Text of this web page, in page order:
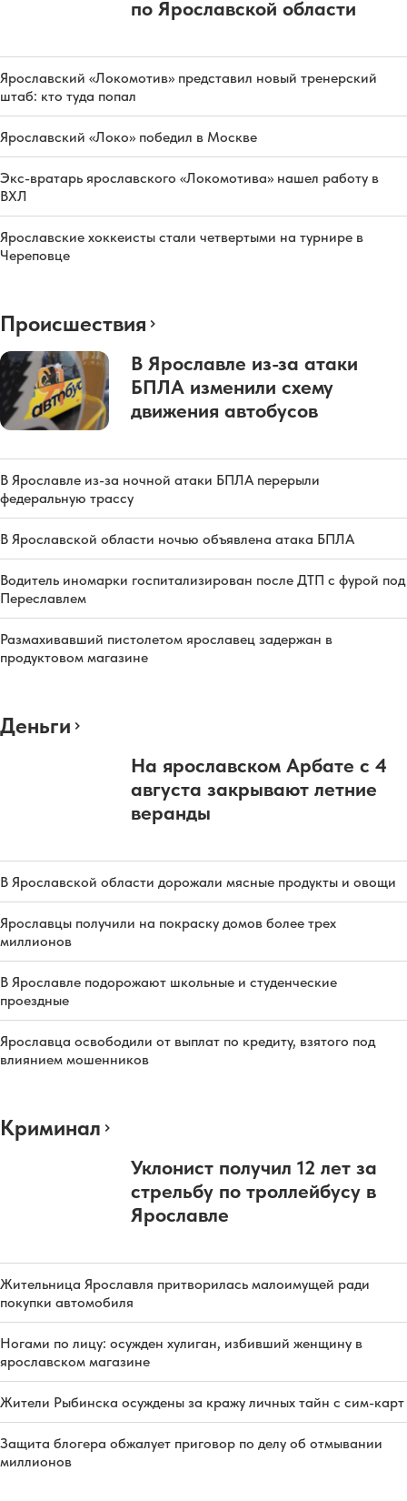
по Ярославской области
Ярославский «Локомотив» представил новый тренерский
штаб: кто туда попал
Ярославский «Локо» победил в Москве
Экс-вратарь ярославского «Локомотива» нашел работу в
ВХЛ
Ярославские хоккеисты стали четвертыми на турнире в
Череповце
Происшествия
В Ярославле из-за атаки
БПЛА изменили схему
движения автобусов
В Ярославле из-за ночной атаки БПЛА перерыли
федеральную трассу
В Ярославской области ночью объявлена атака БПЛА
Водитель иномарки госпитализирован после ДТП с фурой под
Переславлем
Размахивавший пистолетом ярославец задержан в
продуктовом магазине
Деньги
На ярославском Арбате с 4
августа закрывают летние
веранды
В Ярославской области дорожали мясные продукты и овощи
Ярославцы получили на покраску домов более трех
миллионов
В Ярославле подорожают школьные и студенческие
проездные
Ярославца освободили от выплат по кредиту, взятого под
влиянием мошенников
Криминал
Уклонист получил 12 лет за
стрельбу по троллейбусу в
Ярославле
Жительница Ярославля притворилась малоимущей ради
покупки автомобиля
Ногами по лицу: осужден хулиган, избивший женщину в
ярославском магазине
Жители Рыбинска осуждены за кражу личных тайн с сим-карт
Защита блогера обжалует приговор по делу об отмывании
миллионов